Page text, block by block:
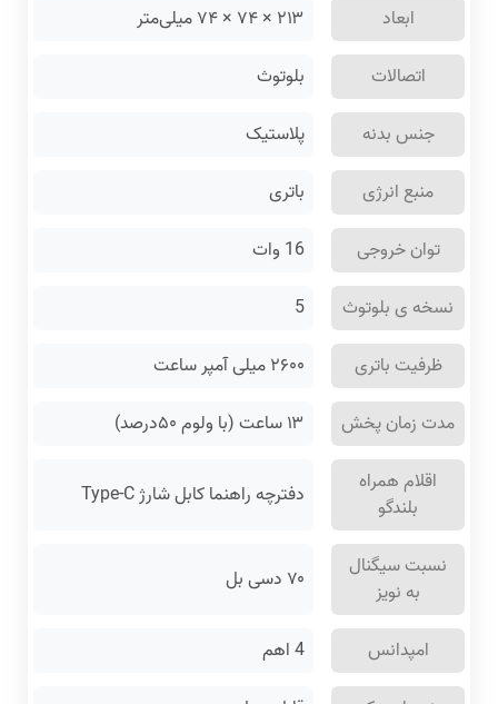
ابعاد
۲۱۳ × ۷۴ × ۷۴ میلی‌متر
اتصالات
بلوتوث
جنس بدنه
پلاستیک
منبع انرژی
باتری
توان خروجی
16 وات
نسخه ی بلوتوث
5
ظرفیت باتری
۲۶۰۰ میلی آمپر ساعت
مدت زمان پخش
۱۳ ساعت (با ولوم ۵۰درصد)
اقلام همراه
بلندگو
دفترچه راهنما کابل شارژ Type-C
نسبت سیگنال
به نویز
۷۰ دسی بل
امپدانس
4 اهم